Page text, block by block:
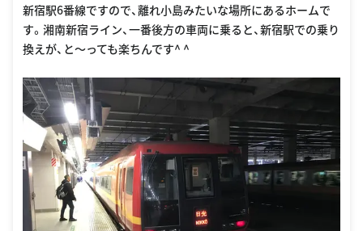
新宿駅6番線ですので、離れ小島みたいな場所にあるホームで
す。湘南新宿ライン、一番後方の車両に乗ると、新宿駅での乗り
換えが、と〜っても楽ちんです^ ^